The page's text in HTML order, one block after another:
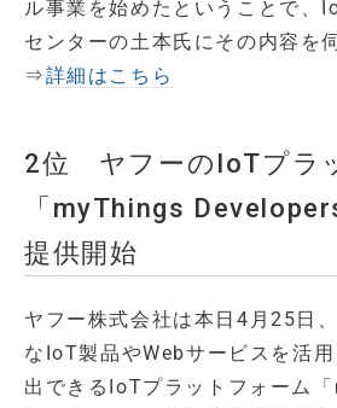
ル事業を始めたということで、
センターの土本氏にその内容を
⇒詳細はこちら
2位 ヤフーのIoTプラ
「myThings
提供開始
ヤフー株式会社は本日4月25日
なIoT製品やWebサービスを活
出できるIoTプラットフォーム